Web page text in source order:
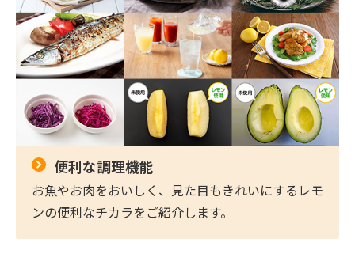
便利な調理機能
お魚やお肉をおいしく、見た目もきれいにするレモ
ンの便利なチカラをご紹介します。